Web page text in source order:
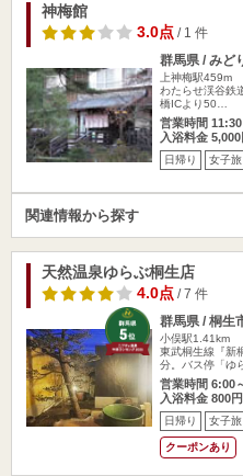
神梅館
3.0点/ 1 件
群馬県 / みど
上神梅駅459m
わたらせ渓谷鉄
橋ICより50…
営業時間
入浴料金 5,000
日帰り 女子
関連情報から探す
天然温泉ゆらぶ桐生店
4.0点/ 7 件
群馬県 / 桐生
小俣駅1.41km
東武桐生線『新
分。バス停「ゆ
営業時間 6:00
入浴料金 800
日帰り 女子
クーポンあり